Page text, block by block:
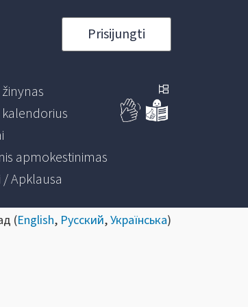
Prisijungti
apmokestinimas
Apklausa
(English, Русский,Українська)